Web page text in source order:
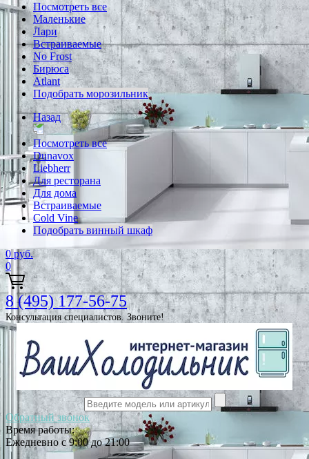
Посмотреть все
Маленькие
Лари
Встраиваемые
No Frost
Бирюса
Atlant
Подобрать морозильник
Назад
Посмотреть все
Dunavox
Liebherr
Для ресторана
Для дома
Встраиваемые
Cold Vine
Подобрать винный шкаф
0 руб.
0
8 (495) 177-56-75
Консультация специалистов. Звоните!
Обратный звонок
Время работы:
Ежедневно с 9:00 до 21:00